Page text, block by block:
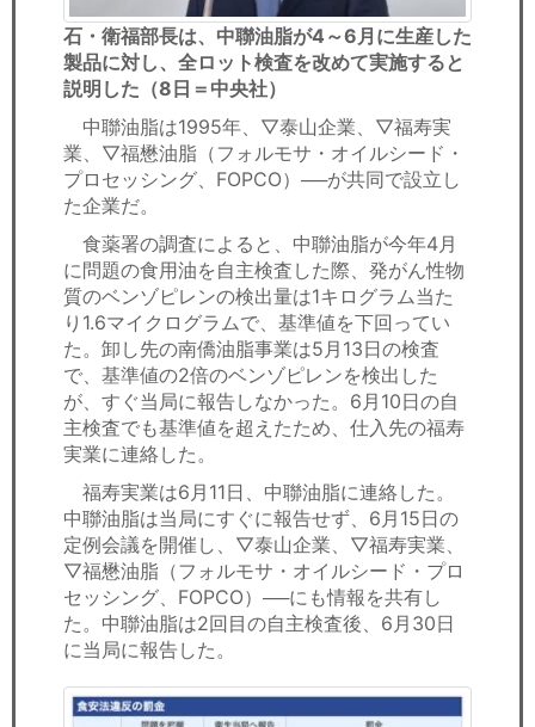
石・衛福部長は、中聯油脂が4～6月に生産した
製品に対し、全ロット検査を改めて実施すると
説明した（8日＝中央社）
中聯油脂は1995年、▽泰山企業、▽福寿実
業、▽福懋油脂（フォルモサ・オイルシード・
プロセッシング、FOPCO）──が共同で設立し
た企業だ。
食薬署の調査によると、中聯油脂が今年4月
に問題の食用油を自主検査した際、発がん性物
質のベンゾピレンの検出量は1キログラム当た
り1.6マイクログラムで、基準値を下回ってい
た。卸し先の南僑油脂事業は5月13日の検査
で、基準値の2倍のベンゾピレンを検出した
が、すぐ当局に報告しなかった。6月10日の自
主検査でも基準値を超えたため、仕入先の福寿
実業に連絡した。
福寿実業は6月11日、中聯油脂に連絡した。
中聯油脂は当局にすぐに報告せず、6月15日の
定例会議を開催し、▽泰山企業、▽福寿実業、
▽福懋油脂（フォルモサ・オイルシード・プロ
セッシング、FOPCO）──にも情報を共有し
た。中聯油脂は2回目の自主検査後、6月30日
に当局に報告した。